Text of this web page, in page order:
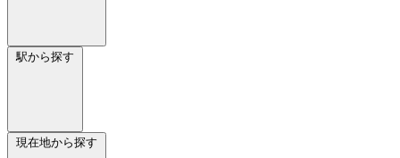
駅から探す
現在地から探す